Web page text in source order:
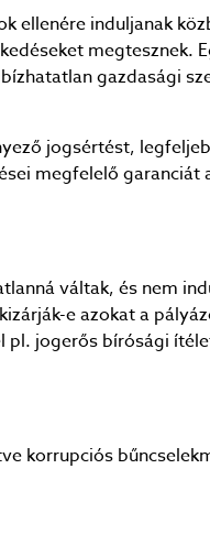
ellenére induljanak
megtesznek.
gazdasági
jogsértést,
megfelelő
váltak, és nem
e azokat a
jogerős bírósági
korrupciós